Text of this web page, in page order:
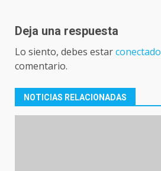
Deja una respuesta
Lo siento, debes estarconectado
comentario.
NOTICIAS RELACIONADAS